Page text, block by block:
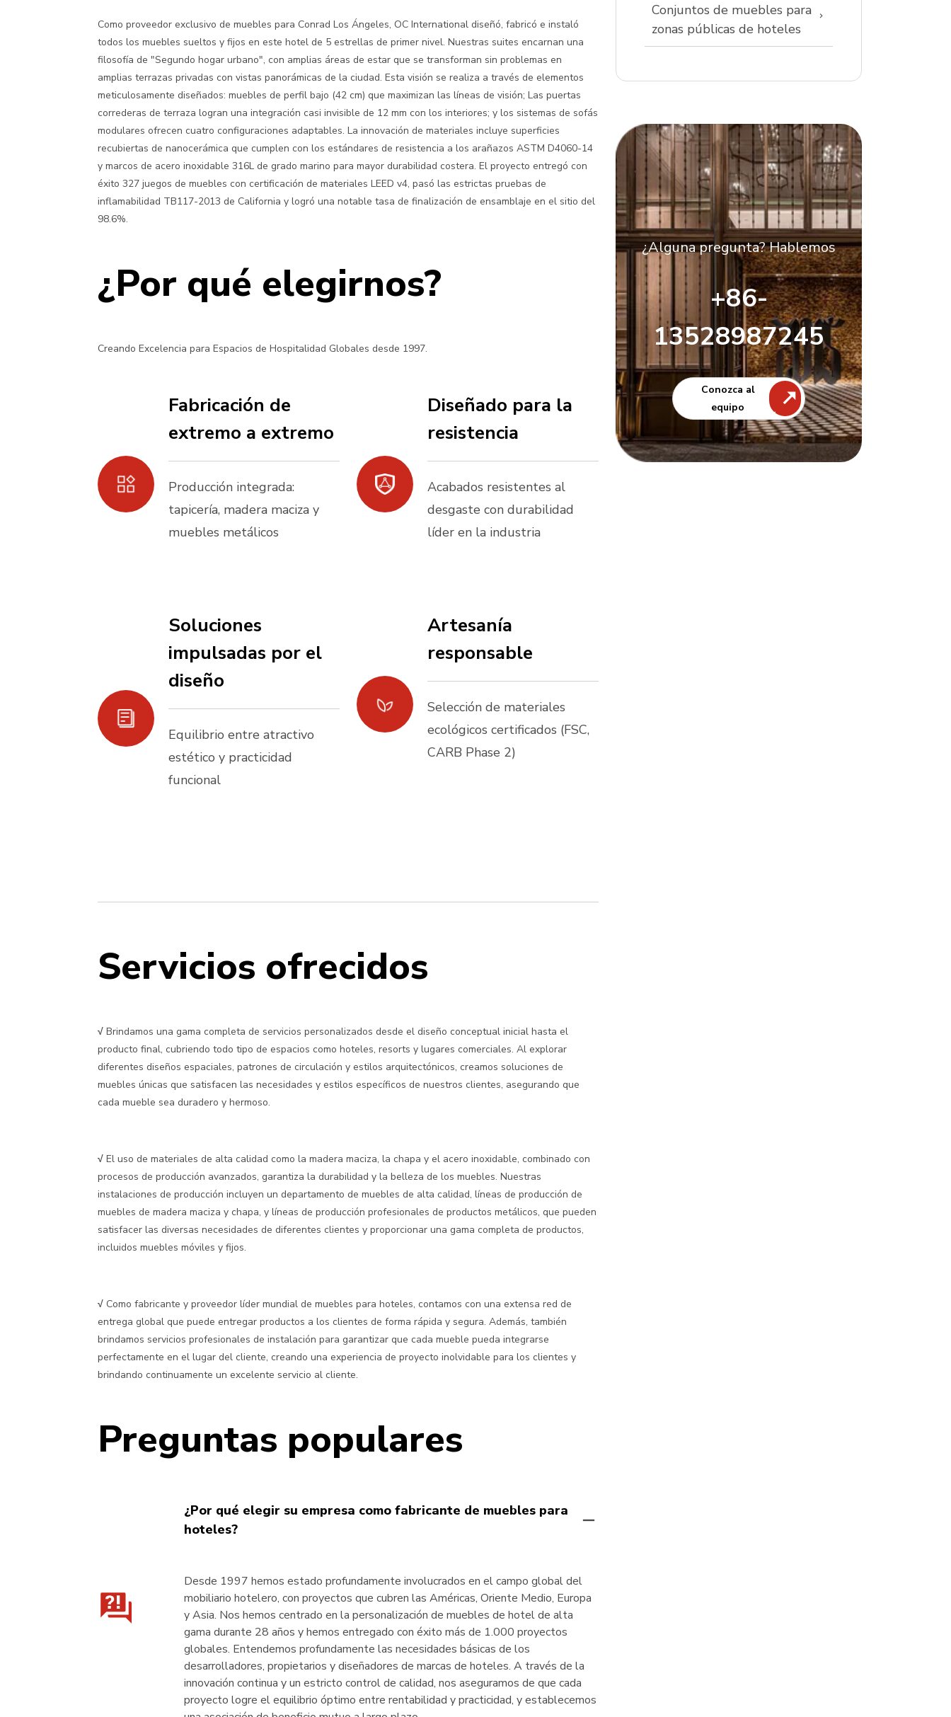
Como proveedor exclusivo de muebles para Conrad Los Ángeles, OC International diseñó, fabricó e instaló
todos los muebles sueltos y fijos en este hotel de 5 estrellas de primer nivel. Nuestras suites encarnan una
filosofía de "Segundo hogar urbano", con amplias áreas de estar que se transforman sin problemas en
amplias terrazas privadas con vistas panorámicas de la ciudad. Esta visión se realiza a través de elementos
meticulosamente diseñados: muebles de perfil bajo (42 cm) que maximizan las líneas de visión; Las puertas
correderas de terraza logran una integración casi invisible de 12 mm con los interiores; y los sistemas de sofás
modulares ofrecen cuatro configuraciones adaptables. La innovación de materiales incluye superficies
recubiertas de nanocerámica que cumplen con los estándares de resistencia a los arañazos ASTM D4060-14
y marcos de acero inoxidable 316L de grado marino para mayor durabilidad costera. El proyecto entregó con
éxito 327 juegos de muebles con certificación de materiales LEED v4, pasó las estrictas pruebas de
inflamabilidad TB117-2013 de California y logró una notable tasa de finalización de ensamblaje en el sitio del
98.6%.
¿Por qué elegirnos?
Creando Excelencia para Espacios de Hospitalidad Globales desde 1997.
Fabricación de
extremo a extremo
Producción integrada:
tapicería, madera maciza y
muebles metálicos
Diseñado para la
resistencia
Acabados resistentes al
desgaste con durabilidad
líder en la industria
Soluciones
impulsadas por el
diseño
Equilibrio entre atractivo
estético y practicidad
funcional
Artesanía
responsable
Selección de materiales
ecológicos certificados (FSC,
CARB Phase 2)
Servicios ofrecidos
√ Brindamos una gama completa de servicios personalizados desde el diseño conceptual inicial hasta el
producto final, cubriendo todo tipo de espacios como hoteles, resorts y lugares comerciales. Al explorar
diferentes diseños espaciales, patrones de circulación y estilos arquitectónicos, creamos soluciones de
muebles únicas que satisfacen las necesidades y estilos específicos de nuestros clientes, asegurando que
cada mueble sea duradero y hermoso.
√ El uso de materiales de alta calidad como la madera maciza, la chapa y el acero inoxidable, combinado con
procesos de producción avanzados, garantiza la durabilidad y la belleza de los muebles. Nuestras
instalaciones de producción incluyen un departamento de muebles de alta calidad, líneas de producción de
muebles de madera maciza y chapa, y líneas de producción profesionales de productos metálicos, que pueden
satisfacer las diversas necesidades de diferentes clientes y proporcionar una gama completa de productos,
incluidos muebles móviles y fijos.
√ Como fabricante y proveedor líder mundial de muebles para hoteles, contamos con una extensa red de
entrega global que puede entregar productos a los clientes de forma rápida y segura. Además, también
brindamos servicios profesionales de instalación para garantizar que cada mueble pueda integrarse
perfectamente en el lugar del cliente, creando una experiencia de proyecto inolvidable para los clientes y
brindando continuamente un excelente servicio al cliente.
Preguntas populares
¿Por qué elegir su empresa como fabricante de muebles para
hoteles?
Desde 1997 hemos estado profundamente involucrados en el campo global del
mobiliario hotelero, con proyectos que cubren las Américas, Oriente Medio, Europa
y Asia. Nos hemos centrado en la personalización de muebles de hotel de alta
gama durante 28 años y hemos entregado con éxito más de 1.000 proyectos
globales. Entendemos profundamente las necesidades básicas de los
desarrolladores, propietarios y diseñadores de marcas de hoteles. A través de la
innovación continua y un estricto control de calidad, nos aseguramos de que cada
proyecto logre el equilibrio óptimo entre rentabilidad y practicidad, y establecemos
Conjuntos de muebles para
zonas públicas de hoteles
¿Alguna pregunta? Hablemos
+86-
13528987245
Conozca al
equipo